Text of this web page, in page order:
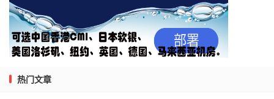
热门文章